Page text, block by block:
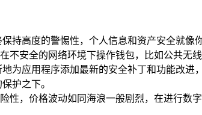
持高度的警惕性，个人信息和资产安全就
安全的网络环境下操作钱包，比如公共无
为应用程序添加最新的安全补丁和功能改
护之下。
性，价格波动如同海浪一般剧烈，在进行数